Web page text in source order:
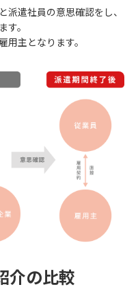
遣社員の意思確認をし、
。
主となります。
介の比較